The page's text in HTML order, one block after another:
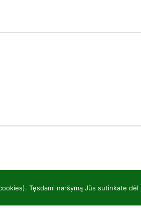
Tęsdami naršymą Jūs sutinkate dėl